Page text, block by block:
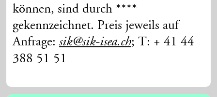
können, sind durch ****
gekennzeichnet. Preis jeweils auf
Anfrage:sik@sik-isea.ch; T: + 41 44
388 51 51